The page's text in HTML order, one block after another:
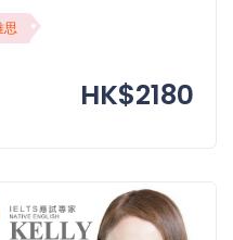
思
HK$2180